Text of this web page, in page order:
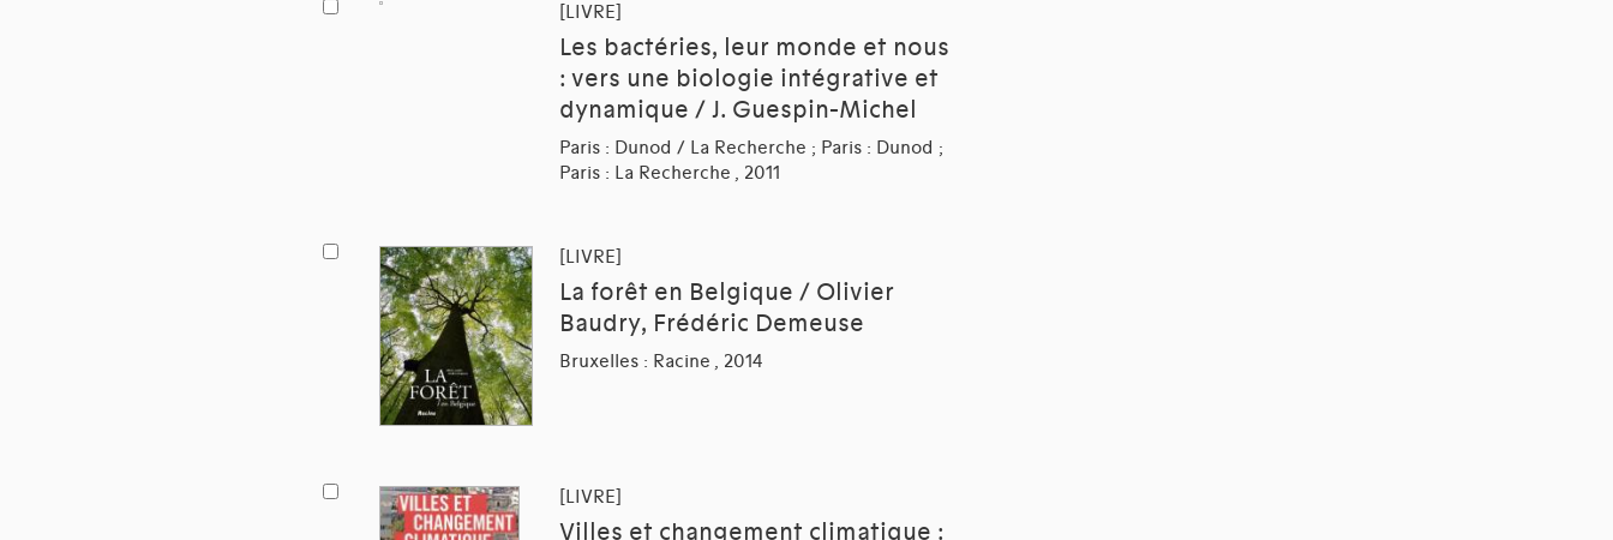
[LIVRE]
Les bactéries, leur monde et nous
: vers une biologie intégrative et
dynamique / J. Guespin-Michel
Paris : Dunod / La Recherche ; Paris : Dunod ;
Paris : La Recherche , 2011
[LIVRE]
La forêt en Belgique / Olivier
Baudry, Frédéric Demeuse
Bruxelles : Racine , 2014
[LIVRE]
Villes et changement climatique :